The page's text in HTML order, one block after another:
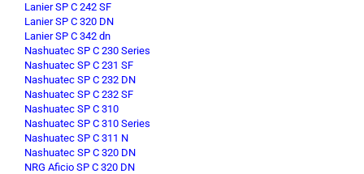
Lanier SP C 242 SF
Lanier SP C 320 DN
Lanier SP C 342 dn
Nashuatec SP C 230 Series
Nashuatec SP C 231 SF
Nashuatec SP C 232 DN
Nashuatec SP C 232 SF
Nashuatec SP C 310
Nashuatec SP C 310 Series
Nashuatec SP C 311 N
Nashuatec SP C 320 DN
NRG Aficio SP C 320 DN